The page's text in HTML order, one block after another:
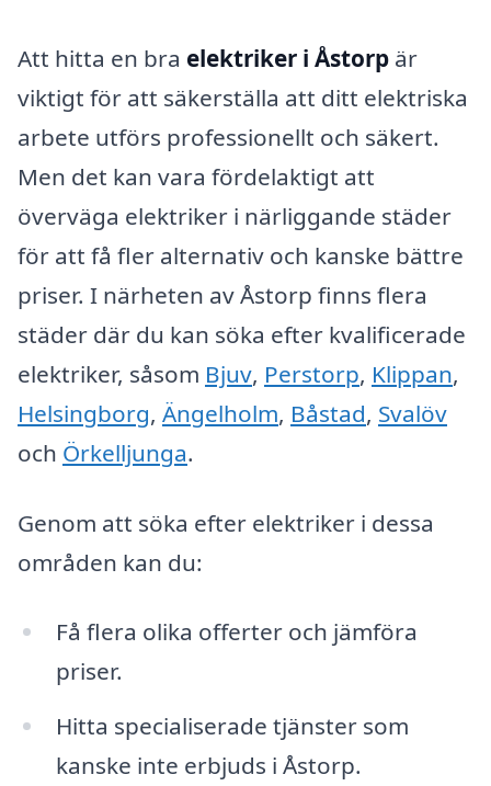
Att hitta en bra elektriker i Åstorp är
viktigt för att säkerställa att ditt elektriska
arbete utförs professionellt och säkert.
Men det kan vara fördelaktigt att
överväga elektriker i närliggande städer
för att få fler alternativ och kanske bättre
priser. I närheten av Åstorp finns flera
städer där du kan söka efter kvalificerade
elektriker, såsom Bjuv, Perstorp, Klippan,
Helsingborg, Ängelholm, Båstad, Svalöv
och Örkelljunga.
Genom att söka efter elektriker i dessa
områden kan du:
Få flera olika offerter och jämföra
priser.
Hitta specialiserade tjänster som
kanske inte erbjuds i Åstorp.